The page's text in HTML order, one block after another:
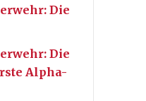
Die
Die
Alpha-